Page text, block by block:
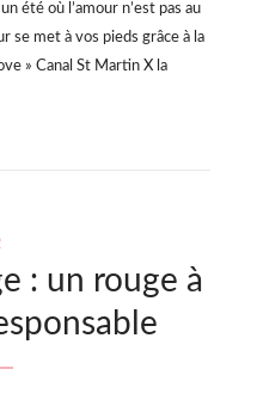
été où l’amour n’est pas au
se met à vos pieds grâce à la
» Canal St Martin X la
: un rouge à